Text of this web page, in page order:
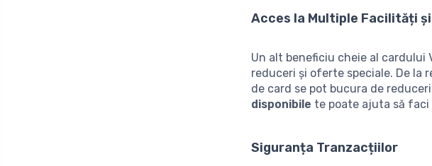
Acces la Multiple Facilități
Un alt beneficiu cheie al cardului
reduceri și oferte speciale. De la
de card se pot bucura de
disponibile te poate ajuta să faci
Siguranța Tranzacțiilor